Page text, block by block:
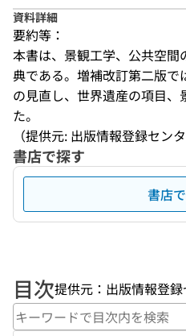
資料詳細
要約等：
本書は、景観工学、公共空
典である。増補改訂第二版
の見直し、世界遺産の項目
た。
（提供元: 出版情報登録セン
書店で探す
書店
目次提供元：出版情報登録